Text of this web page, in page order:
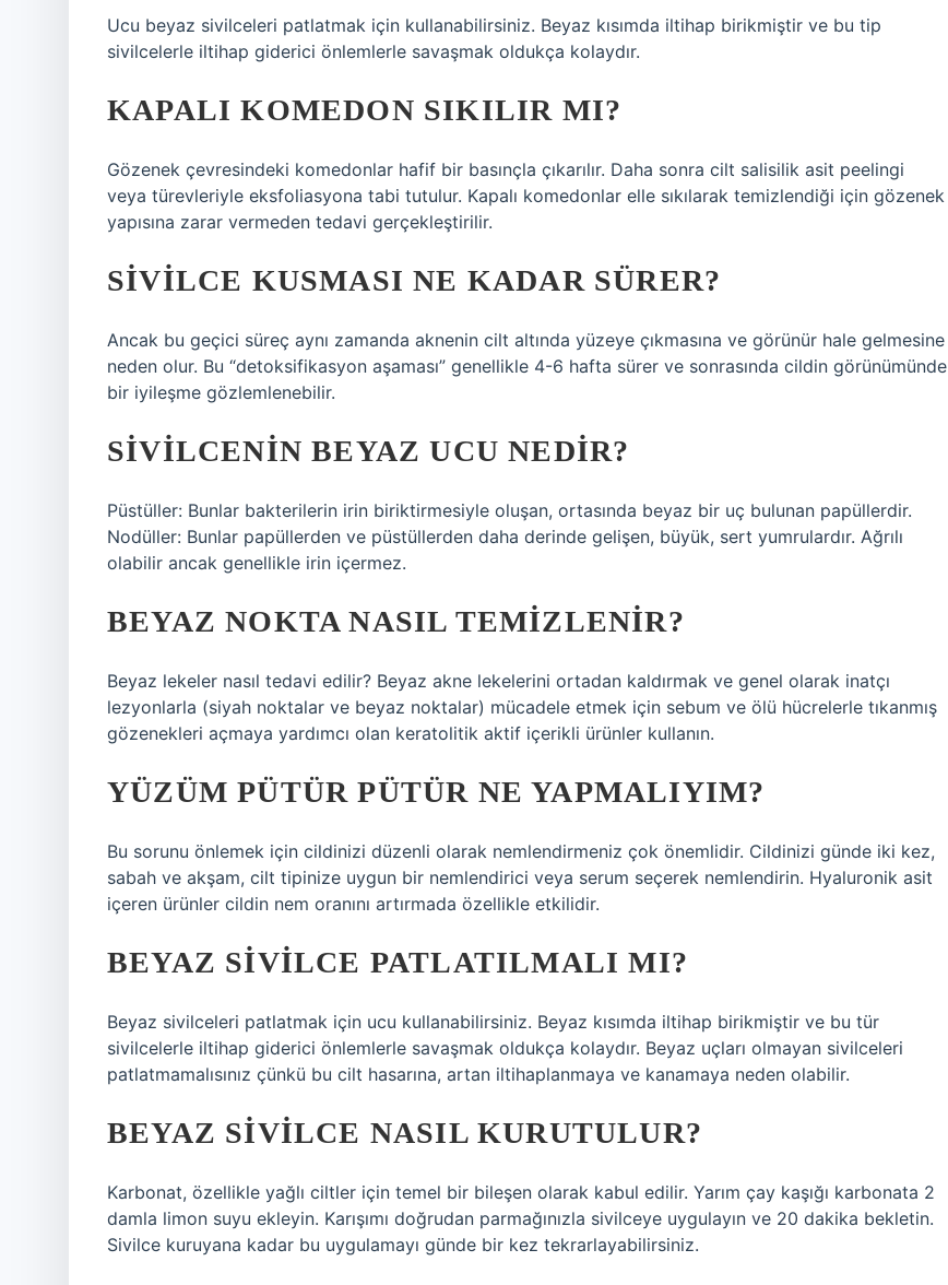
Ucu beyaz sivilceleri patlatmak için kullanabilirsiniz. Beyaz kısımda iltihap birikmiştir ve bu tip
sivilcelerle iltihap giderici önlemlerle savaşmak oldukça kolaydır.
KAPALI KOMEDON SIKILIR MI?
Gözenek çevresindeki komedonlar hafif bir basınçla çıkarılır. Daha sonra cilt salisilik asit peelingi
veya türevleriyle eksfoliasyona tabi tutulur. Kapalı komedonlar elle sıkılarak temizlendiği için gözenek
yapısına zarar vermeden tedavi gerçekleştirilir.
SIVILCE KUSMASI NE KADAR SÜRER?
Ancak bu geçici süreç aynı zamanda aknenin cilt altında yüzeye çıkmasına ve görünür hale gelmesine
neden olur. Bu “detoksifikasyon aşaması” genellikle 4-6 hafta sürer ve sonrasında cildin görünümünde
bir iyileşme gözlemlenebilir.
SIVILCENIN BEYAZ UCU NEDIR?
Püstüller: Bunlar bakterilerin irin biriktirmesiyle oluşan, ortasında beyaz bir uç bulunan papüllerdir.
Nodüller: Bunlar papüllerden ve püstüllerden daha derinde gelişen, büyük, sert yumrulardır. Ağrılı
olabilir ancak genellikle irin içermez.
BEYAZ NOKTA NASIL TEMIZLENIR?
Beyaz lekeler nasıl tedavi edilir? Beyaz akne lekelerini ortadan kaldırmak ve genel olarak inatçı
lezyonlarla (siyah noktalar ve beyaz noktalar) mücadele etmek için sebum ve ölü hücrelerle tıkanmış
gözenekleri açmaya yardımcı olan keratolitik aktif içerikli ürünler kullanın.
YÜZÜM PÜTÜR PÜTÜR NE YAPMALIYIM?
Bu sorunu önlemek için cildinizi düzenli olarak nemlendirmeniz çok önemlidir. Cildinizi günde iki kez,
sabah ve akşam, cilt tipinize uygun bir nemlendirici veya serum seçerek nemlendirin. Hyaluronik asit
içeren ürünler cildin nem oranını artırmada özellikle etkilidir.
BEYAZ SIVILCE PATLATILMALI MI?
Beyaz sivilceleri patlatmak için ucu kullanabilirsiniz. Beyaz kısımda iltihap birikmiştir ve bu tür
sivilcelerle iltihap giderici önlemlerle savaşmak oldukça kolaydır. Beyaz uçları olmayan sivilceleri
patlatmamalısınız çünkü bu cilt hasarına, artan iltihaplanmaya ve kanamaya neden olabilir.
BEYAZ SIVILCE NASIL KURUTULUR?
Karbonat, özellikle yağlı ciltler için temel bir bileşen olarak kabul edilir. Yarım çay kaşığı karbonata 2
damla limon suyu ekleyin. Karışımı doğrudan parmağınızla sivilceye uygulayın ve 20 dakika bekletin.
Sivilce kuruyana kadar bu uygulamayı günde bir kez tekrarlayabilirsiniz.